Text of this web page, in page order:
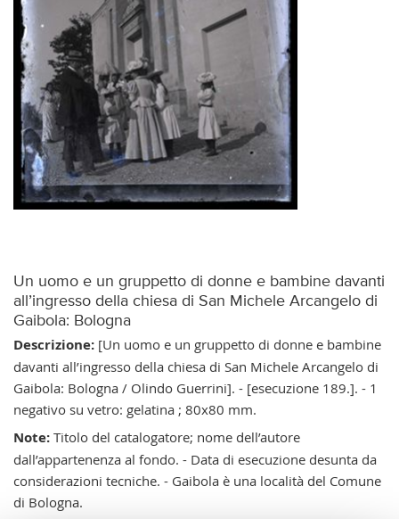
Un uomo e un gruppetto di donne e bambine davanti
all’ingresso della chiesa di San Michele Arcangelo di
Gaibola: Bologna
Descrizione:[Un uomo e un gruppetto di donne e bambine
davanti all’ingresso della chiesa di San Michele Arcangelo di
Gaibola: Bologna / Olindo Guerrini]. - [esecuzione 189.]. - 1
negativo su vetro: gelatina ; 80x80 mm.
Note:Titolo del catalogatore; nome dell’autore
dall’appartenenza al fondo. - Data di esecuzione desunta da
considerazioni tecniche. - Gaibola è una località del Comune
di Bologna.